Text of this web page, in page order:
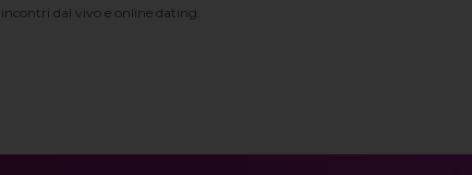
incontri dal vivo e online dating.